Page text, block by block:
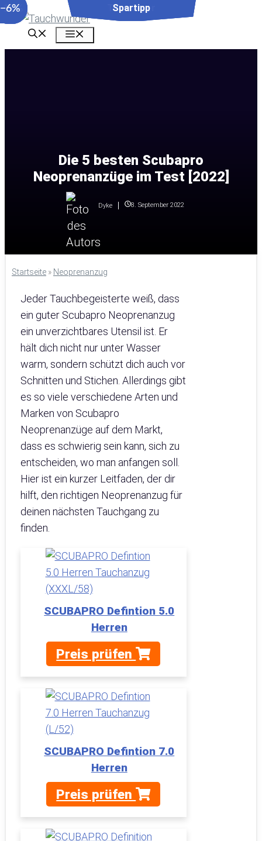
Zum
Inhalt
Die 5 besten Scubapro
Neoprenanzüge im Test [2022]
Dyke 8. September 2022
Startseite » Neoprenanzug
Jeder Tauchbegeisterte weiß, dass
ein guter Scubapro Neoprenanzug
ein unverzichtbares Utensil ist. Er
hält dich nicht nur unter Wasser
warm, sondern schützt dich auch vor
Schnitten und Stichen. Allerdings gibt
es so viele verschiedene Arten und
Marken von Scubapro
Neoprenanzüge auf dem Markt,
dass es schwierig sein kann, sich zu
entscheiden, wo man anfangen soll.
Hier ist ein kurzer Leitfaden, der dir
hilft, den richtigen Neoprenanzug für
deinen nächsten Tauchgang zu
finden.
SCUBAPRO Defintion 5.0
Herren
Preis prüfen
SCUBAPRO Defintion 7.0
Herren
Preis prüfen
−6%